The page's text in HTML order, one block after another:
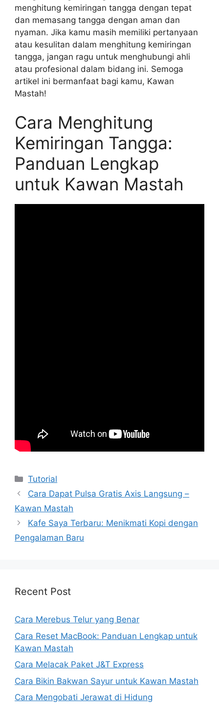
menghitung kemiringan tangga dengan tepat
dan memasang tangga dengan aman dan
nyaman. Jika kamu masih memiliki pertanyaan
atau kesulitan dalam menghitung kemiringan
tangga, jangan ragu untuk menghubungi ahli
atau profesional dalam bidang ini. Semoga
artikel ini bermanfaat bagi kamu, Kawan
Mastah!
Cara Menghitung
Kemiringan Tangga:
Panduan Lengkap
untuk Kawan Mastah
Kategori
Tutorial
Cara Dapat Pulsa Gratis Axis Langsung –
Kawan Mastah
Kafe Saya Terbaru: Menikmati Kopi dengan
Pengalaman Baru
Recent Post
Cara Merebus Telur yang Benar
Cara Reset MacBook: Panduan Lengkap untuk
Kawan Mastah
Cara Melacak Paket J&T Express
Cara Bikin Bakwan Sayur untuk Kawan Mastah
Cara Mengobati Jerawat di Hidung